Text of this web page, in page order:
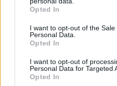
grant or deny consent to
use your data for below
consent section.
Opted In
I want to opt-out of the Sale
Personal Data.
Opted In
I want to opt-out of
Personal Data for Targeted
Opted In
Ποιες είναι οι ομοιότητες
πριν 23 λεπτά
Σαλάχ: Αποθεώθηκε από
φωτογραφίες
πριν 29 λεπτά
πριν 30 λεπτά